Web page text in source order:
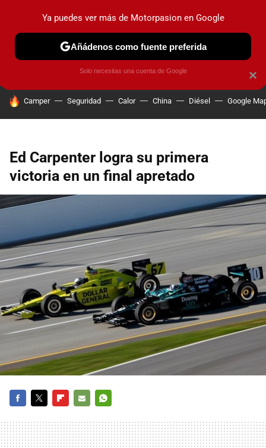
PRUEBAS COCHES ELÉCTRICOS OBSERVATORIO
HOY SE HABLA DE
Camper Seguridad Calor China Diésel Google
Ed Carpenter logra su primera
victoria en un final apretado
MAIL
×
Ya puedes ver más de Motorpasion en Google
Añádenos como fuente preferida
Solo necesitas una cuenta de Google